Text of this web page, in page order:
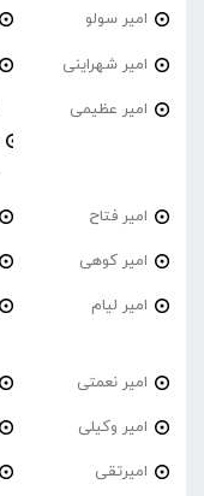
امیر سولو
امیر شهراینی
امیر عظیمی
امیر فتاح
امیر کوهی
امیر لیام
امیر نعمتی
امیر وکیلی
امیرتقی